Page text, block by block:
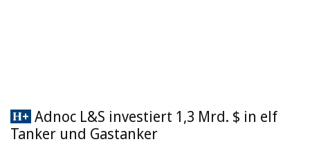
Adnoc L&S investiert 1,3 Mrd. $ in elf
Tanker und Gastanker